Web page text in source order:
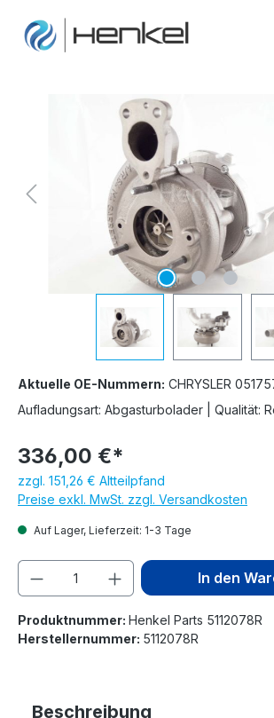
Bildergalerie überspringen
Aktuelle OE-Nummern: CHRYSLER
Aufladungsart: Abgasturbolader | Qualität:
336,00 €*
zzgl. 151,26 € Altteilpfand
Preise exkl. MwSt. zzgl. Versandkosten
Auf Lager, Lieferzeit: 1-3 Tage
Produkt Anzahl: Gib den
In den
Produktnummer: Henkel Parts 5112078R
Herstellernummer: 5112078R
Beschreibung